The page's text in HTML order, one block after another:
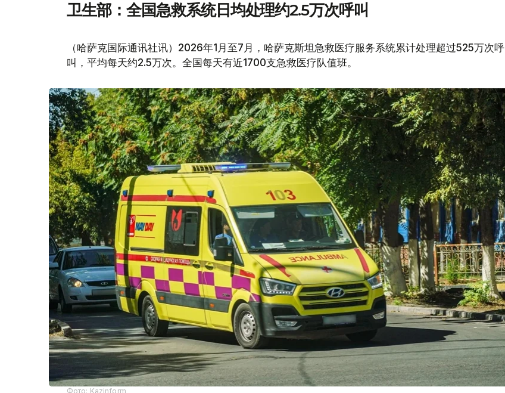
卫生部：全国急救系统日均处理约2.5万次呼叫
（哈萨克国际通讯社讯）2026年1月至7月，哈萨克斯坦急救医疗服务系统累计处理超过525万次呼
叫，平均每天约2.5万次。全国每天有近1700支急救医疗队值班。
Фото: Kazinform